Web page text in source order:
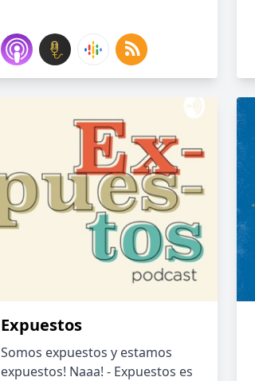
Expuestos
Somos expuestos y estamos
expuestos! Naaa! - Expuestos es